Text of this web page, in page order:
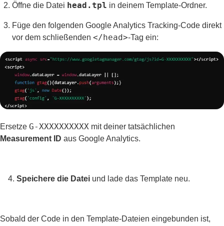
Öffne die Datei head.tpl in deinem Template-Ordner.
Füge den folgenden Google Analytics Tracking-Code direkt
vor dem schließenden </head>-Tag ein:
Ersetze G-XXXXXXXXXX mit deiner tatsächlichen
Measurement ID aus Google Analytics.
4. Speichere die Datei und lade das Template neu.
Sobald der Code in den Template-Dateien eingebunden ist,